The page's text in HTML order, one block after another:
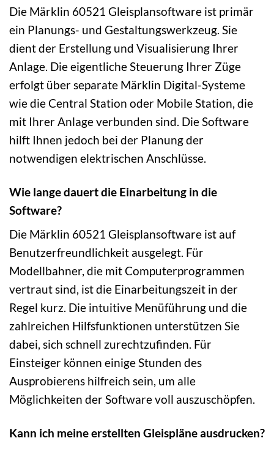
Die Märklin 60521 Gleisplansoftware ist primär
ein Planungs- und Gestaltungswerkzeug. Sie
dient der Erstellung und Visualisierung Ihrer
Anlage. Die eigentliche Steuerung Ihrer Züge
erfolgt über separate Märklin Digital-Systeme
wie die Central Station oder Mobile Station, die
mit Ihrer Anlage verbunden sind. Die Software
hilft Ihnen jedoch bei der Planung der
notwendigen elektrischen Anschlüsse.
Wie lange dauert die Einarbeitung in die
Software?
Die Märklin 60521 Gleisplansoftware ist auf
Benutzerfreundlichkeit ausgelegt. Für
Modellbahner, die mit Computerprogrammen
vertraut sind, ist die Einarbeitungszeit in der
Regel kurz. Die intuitive Menüführung und die
zahlreichen Hilfsfunktionen unterstützen Sie
dabei, sich schnell zurechtzufinden. Für
Einsteiger können einige Stunden des
Ausprobierens hilfreich sein, um alle
Möglichkeiten der Software voll auszuschöpfen.
Kann ich meine erstellten Gleispläne ausdrucken?